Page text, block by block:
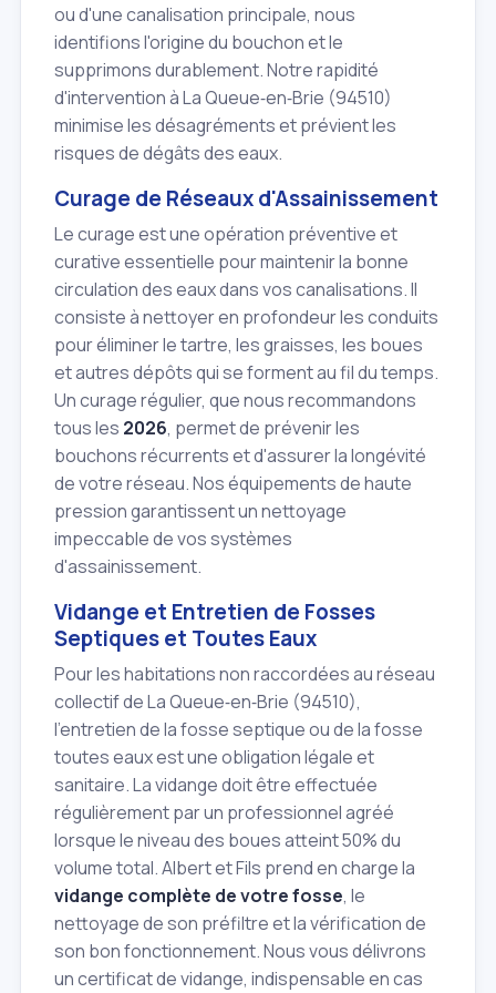
ou d'une canalisation principale, nous
identifions l'origine du bouchon et le
supprimons durablement. Notre rapidité
d'intervention à La Queue‑en‑Brie (94510)
minimise les désagréments et prévient les
risques de dégâts des eaux.
Curage de Réseaux d'Assainissement
Le curage est une opération préventive et
curative essentielle pour maintenir la bonne
circulation des eaux dans vos canalisations. Il
consiste à nettoyer en profondeur les conduits
pour éliminer le tartre, les graisses, les boues
et autres dépôts qui se forment au fil du temps.
Un curage régulier, que nous recommandons
tous les 2026, permet de prévenir les
bouchons récurrents et d'assurer la longévité
de votre réseau. Nos équipements de haute
pression garantissent un nettoyage
impeccable de vos systèmes
d'assainissement.
Vidange et Entretien de Fosses
Septiques et Toutes Eaux
Pour les habitations non raccordées au réseau
collectif de La Queue‑en‑Brie (94510),
l'entretien de la fosse septique ou de la fosse
toutes eaux est une obligation légale et
sanitaire. La vidange doit être effectuée
régulièrement par un professionnel agréé
lorsque le niveau des boues atteint 50% du
volume total. Albert et Fils prend en charge la
vidange complète de votre fosse, le
nettoyage de son préfiltre et la vérification de
son bon fonctionnement. Nous vous délivrons
un certificat de vidange, indispensable en cas